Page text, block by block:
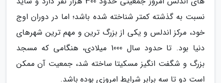
نسبت به گذشته کمتر شناخته شده باشد؛ اما در دوران اوج
خود، مرکز اندلس و یکی از بزرگ ترین و مهم ترین شهرهای
دنیا بود. تا حدود سال 1000 میلادی، هنگامی که مسجد
بزرگ و شگفت انگیز مسکیتا ساخته شد، جمعیت آن ممکن
است دو تا سه برابر شرایط امروزی بوده باشد.